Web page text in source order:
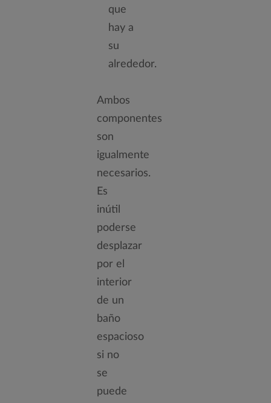
que
hay a
su
alrededor.
Ambos
componentes
son
igualmente
necesarios.
Es
inútil
poderse
desplazar
por el
interior
de un
baño
espacioso
si no
se
puede